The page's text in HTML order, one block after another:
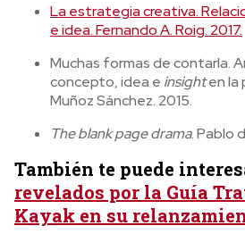
La estrategia creativa.
e idea. Fernando A. Roig. 2017.
Muchas formas de contarla.
concepto, idea e insighten la
Muñoz Sánchez. 2015.
The blank page drama. Pablo
También te puede
revelados por la Guía
Kayak en su